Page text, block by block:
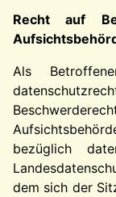
Recht auf
Als
bezüglich
dem sich der